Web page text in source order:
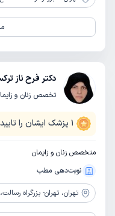
دکتر فرح ناز
تخصص زنان و
1 پزشک ایشان را
متخصص زنان و زایمان
نوبت‌دهی مطب
تهران،تهران- بزرگراه رسالت،